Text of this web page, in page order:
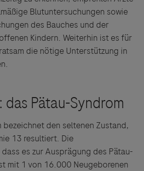
Blutuntersuchungen sowie
des Bauches und der
Kindern. Weiterhin ist es für
die nötige Unterstützung in
bezeichnet den seltenen Zustand,
13 resultiert. Die
es zur Ausprägung des Pätau-
mit 1 von 16.000 Neugeborenen